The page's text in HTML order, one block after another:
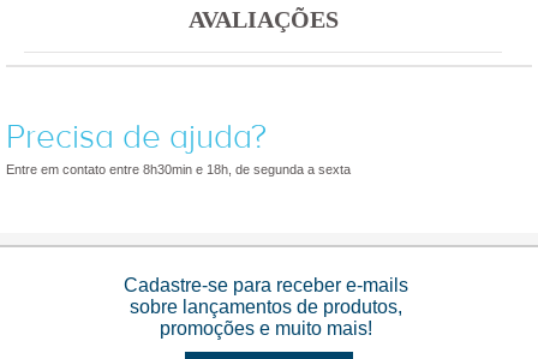
AVALIAÇÕES
Precisa de ajuda?
Entre em contato entre 8h30min e 18h, de segunda a sexta
Cadastre-se para receber e-mails
sobre lançamentos de produtos,
promoções e muito mais!